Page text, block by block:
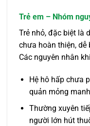
Trẻ em – Nhóm
Trẻ nhỏ, đặc biệt là
chưa hoàn thiện, dễ
Các nguyên nhân
Hệ hô hấp chưa
quản mỏng
Thường xuyên
người lớn hút